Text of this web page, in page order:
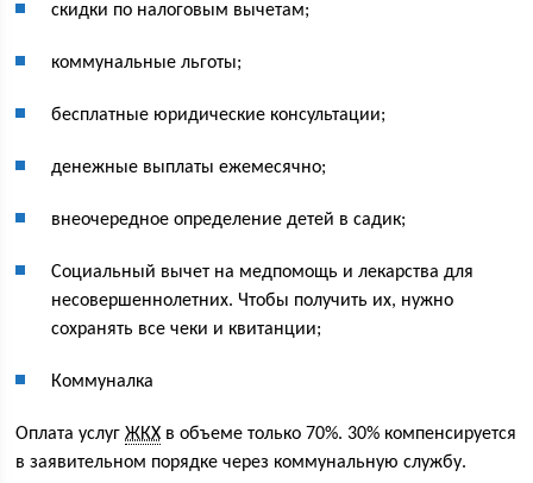
скидки по налоговым вычетам;
коммунальные льготы;
бесплатные юридические консультации;
денежные выплаты ежемесячно;
внеочередное определение детей в садик;
Социальный вычет на медпомощь и лекарства для
несовершеннолетних. Чтобы получить их, нужно
сохранять все чеки и квитанции;
Коммуналка
Оплата услугЖКХ в объеме только 70%. 30% компенсируется
в заявительном порядке через коммунальную службу.